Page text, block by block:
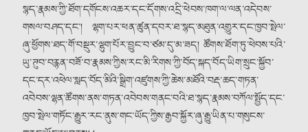
སྙད་རྣམས་ཀྱི་ཐོག་དགོངས་འཆར་དང་དོགས་འདྲི་ཕེབས་ཁག་ལ་ལན་འདེབས་
གསལ་བཤད་དང་། ལྷག་པར་ཕན་ཚུན་དབར་ཐ་སྙད་མཐུན་འགྱུར་དང་ཁྱབ་སྤེལ་
ཞུ་ཕྱོགས་ཐད་གོ་བསྡུར་ལྷུག་པོར་བྱུང་བ་ཙམ་དུ་མ་ཟད། ཚོགས་ཐོག་ཏུ་ཕེབས་པའི་
ཡུ་ཊུབ་བརྙན་བཟོ་བ་རྣམས་ཀྱིས་རང་མི་རིགས་ཀྱི་བོད་སྐད་བོད་ཡིག་སྲུང་སྐྱོབ་
དང་དར་འཕེལ་སླད་བོད་མིའི་སྒྲིག་འཛུགས་ཀྱི་ཆེས་མཐོའི་བརྡ་ཆད་གཏན་
འབེབས་ལྷན་ཚོགས་ནས་གཏན་འབེབས་གནང་བའི་ཐ་སྙད་རྣམས་བཀོལ་སྤྱོད་དང་
ཁྱབ་སྤེལ་གཏོང་རྒྱུར་རང་ནུས་གང་ཡོད་ཀྱིས་རྒྱབ་སྐྱོར་ཞུ་རྒྱུ་ཡིན་པ་གསུངས་